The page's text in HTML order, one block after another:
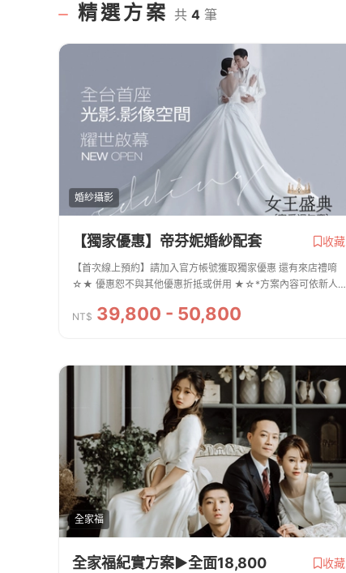
精選方案 共 4 筆
婚紗攝影
【獨家優惠】帝芬妮婚紗配套 收藏
【首次線上預約】請加入官方帳號獲取獨家優惠 還有來店禮唷
☆★ 優惠恕不與其他優惠折抵或併用 ★☆*方案內容可依新人需
NT$ 39,800 - 50,800
全家福
全家福紀實方案▶︎全面18,800 收藏